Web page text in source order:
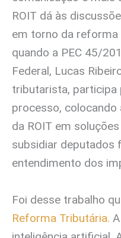
ROIT dá às
em torno da reforma
quando a PEC 45/
Federal, Lucas
tributarista, participa
processo,
da ROIT em
subsidiar deputados
entendimento dos
Foi desse trabalho
Reforma Tributária.